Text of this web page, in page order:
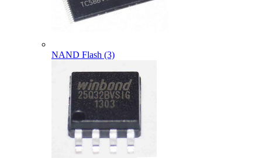
NAND Flash (3)